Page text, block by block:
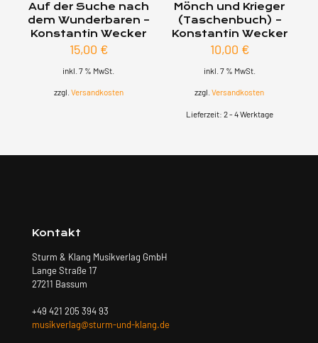
Auf der Suche nach
dem Wunderbaren –
Konstantin Wecker
15,00 €
inkl. 7 % MwSt.
zzgl. Versandkosten
Mönch und Krieger
(Taschenbuch) –
Konstantin Wecker
10,00 €
inkl. 7 % MwSt.
zzgl.Versandkosten
Lieferzeit: 2 - 4 Werktage
Kontakt
Sturm & Klang Musikverlag GmbH
Lange Straße 17
27211 Bassum
+49 421 205 394 93
musikverlag@sturm-und-klang.de